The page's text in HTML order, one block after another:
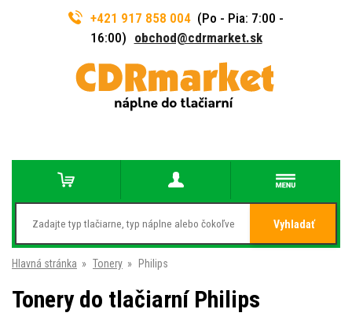
+421 917 858 004 (Po - Pia: 7:00 -
16:00) obchod@cdrmarket.sk
Vyhladať
Hlavná stránka » Tonery » Philips
Tonery do tlačiarní Philips